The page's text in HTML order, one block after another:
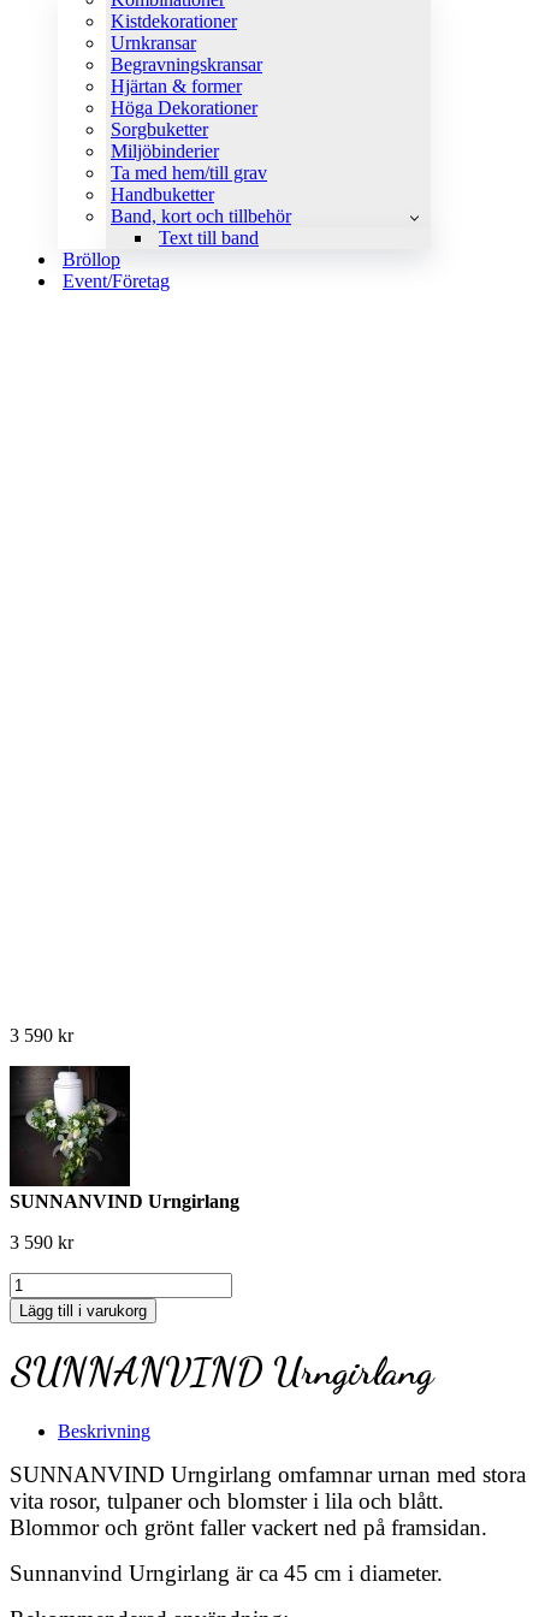
Kistdekorationer
Urnkransar
Begravningskransar
Hjärtan & former
Höga Dekorationer
Sorgbuketter
Miljöbinderier
Ta med hem/till grav
Handbuketter
Band, kort och tillbehör
Text till band
Bröllop
Event/Företag
3 590 kr
SUNNANVIND Urngirlang
3 590 kr
SUNNANVIND
Urngirlang
mängd
Lägg till i varukorg
SUNNANVIND Urngirlang
Beskrivning
SUNNANVIND Urngirlang omfamnar urnan med stora
vita rosor, tulpaner och blomster i lila och blått.
Blommor och grönt faller vackert ned på framsidan.
Sunnanvind Urngirlang är ca 45 cm i diameter.